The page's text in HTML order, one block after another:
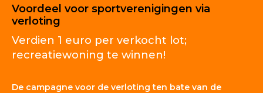
Voordeel voor sportverenigingen via
verloting
Verdien 1 euro per verkocht lot;
recreatiewoning te winnen!
De campagne voor de verloting ten bate van de